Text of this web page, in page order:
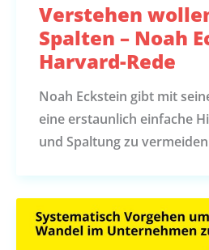
Verstehen
Spalten – Noah
Harvard-Rede
Noah Eckstein gibt mit
eine erstaunlich einfache
und Spaltung zu